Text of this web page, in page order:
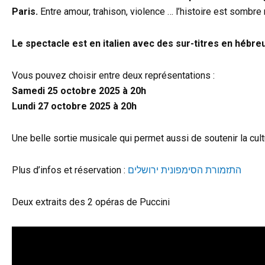
Paris. Entre amour, trahison, violence … l’histoire est
Le spectacle est en italien avec des sur-titres en
Vous pouvez choisir entre deux représentations :
Samedi 25 octobre 2025 à 20h
Lundi 27 octobre 2025 à 20h
Une belle sortie musicale qui permet aussi de soutenir la
Plus d’infos et réservation : התזמורת הסימפונית ירושלים
Deux extraits des 2 opéras de Puccini